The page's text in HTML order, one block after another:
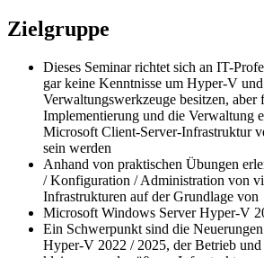
Zielgruppe
Dieses Seminar richtet sich an IT-
gar keine Kenntnisse um Hyper-V und
Verwaltungswerkzeuge besitzen, aber
Implementierung und die Verwaltung
Microsoft Client-Server-Infrastruktur
sein werden
Anhand von praktischen Übungen
/ Konfiguration / Administration von
Infrastrukturen auf der Grundlage von
Microsoft Windows Server Hyper-V
Ein Schwerpunkt sind die
Hyper-V 2022 / 2025, der Betrieb